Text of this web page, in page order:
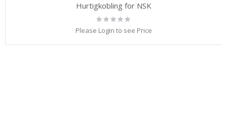
Hurtigkobling for NSK
Rating:
0%
Please Login to see Price